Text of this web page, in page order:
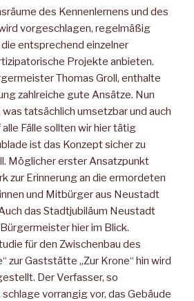
des Kennenlernens und des
vorgeschlagen, regelmäßig
entsprechend einzelner
Projekte anbieten.
Thomas Groll, enthalte
zahlreiche gute Ansätze. Nun
tatsächlich umsetzbar und auch
alle Fälle sollten wir hier tätig
ist das Konzept sicher zu
Möglicher erster Ansatzpunkt
zur Erinnerung an die ermordeten
und Mitbürger aus Neustadt
das Stadtjubiläum Neustadt
hier im Blick.
für den Zwischenbau des
zur Gaststätte „Zur Krone“ hin wird
Der Verfasser, so
vorrangig vor, das Gebäude